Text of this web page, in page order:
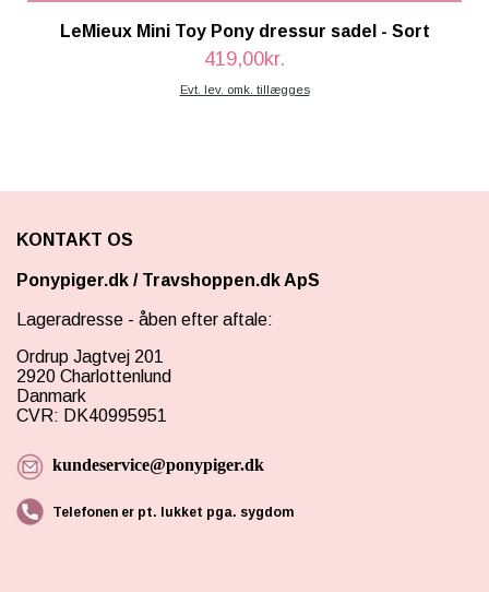
LeMieux Mini Toy Pony dressur sadel - Sort
419,00kr.
Evt. lev. omk. tillægges
KONTAKT OS
Ponypiger.dk / Travshoppen.dk ApS
Lageradresse - åben efter aftale:
Ordrup Jagtvej 201
2920 Charlottenlund
Danmark
CVR: DK40995951
kundeservice@ponypiger.dk
Telefonen er pt. lukket pga. sygdom